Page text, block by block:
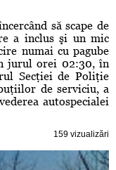
să scape de
a inclus şi un mic
numai cu pagube
jurul orei 02:30, în
Secţiei de Poliţie
de serviciu, a
autospecialei
159 vizualizări